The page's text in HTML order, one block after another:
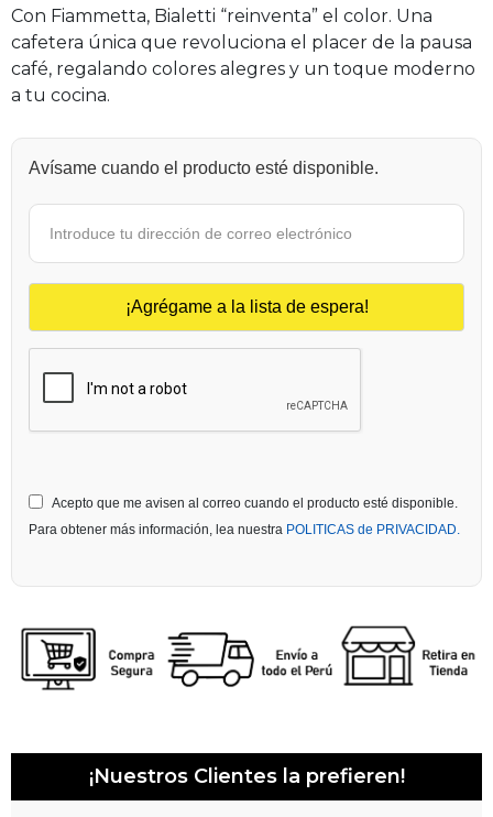
Con Fiammetta, Bialetti “reinventa” el color. Una
cafetera única que revoluciona el placer de la pausa
café, regalando colores alegres y un toque moderno
a tu cocina.
Avísame cuando el producto esté disponible.
Acepto que me avisen al correo cuando el producto esté disponible.
Para obtener más información, lea nuestra POLITICAS de PRIVACIDAD.
¡Nuestros Clientes la prefieren!